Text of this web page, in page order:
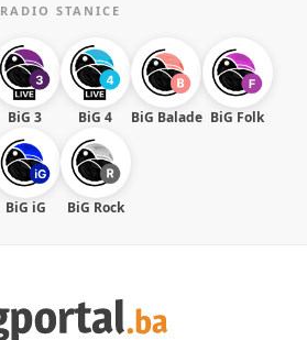
RADIO STANICE
BiG 3 BiG 4 BiG Balade BiG Folk
BiG iG BiG Rock